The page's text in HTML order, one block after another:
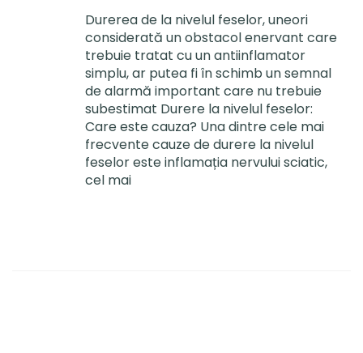
Durerea de la nivelul feselor, uneori
considerată un obstacol enervant care
trebuie tratat cu un antiinflamator
simplu, ar putea fi în schimb un semnal
de alarmă important care nu trebuie
subestimat Durere la nivelul feselor:
Care este cauza? Una dintre cele mai
frecvente cauze de durere la nivelul
feselor este inflamația nervului sciatic,
cel mai